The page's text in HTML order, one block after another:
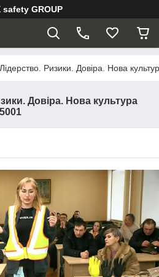
GROUP
Ризики. Довіра. Нова
Довіра. Нова культура